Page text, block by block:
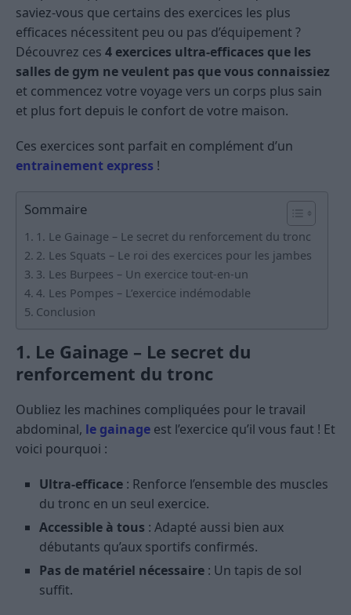
saviez-vous que certains des exercices les plus
efficaces nécessitent peu ou pas d’équipement ?
Découvrez ces 4 exercices ultra-efficaces que les
salles de gym ne veulent pas que vous connaissiez
et commencez votre voyage vers un corps plus sain
et plus fort depuis le confort de votre maison.
Ces exercices sont parfait en complément d’un
entrainement express !
Sommaire
1. Le Gainage – Le secret du renforcement du tronc
2. Les Squats – Le roi des exercices pour les jambes
3. Les Burpees – Un exercice tout-en-un
4. Les Pompes – L’exercice indémodable
Conclusion
1. Le Gainage – Le secret du
renforcement du tronc
Oubliez les machines compliquées pour le travail
abdominal, le gainage est l’exercice qu’il vous faut ! Et
voici pourquoi :
Ultra-efficace : Renforce l’ensemble des muscles
du tronc en un seul exercice.
Accessible à tous : Adapté aussi bien aux
débutants qu’aux sportifs confirmés.
Pas de matériel nécessaire : Un tapis de sol
suffit.